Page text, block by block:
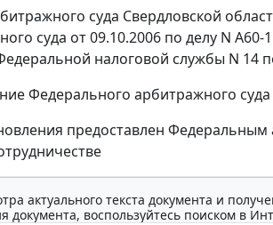
суда Свердловской
суда от 09.10.2006 по делу N
налоговой службы N 14
Федерального арбитражного
предоставлен
актуального текста документа и
документа, воспользуйтесь поиском в